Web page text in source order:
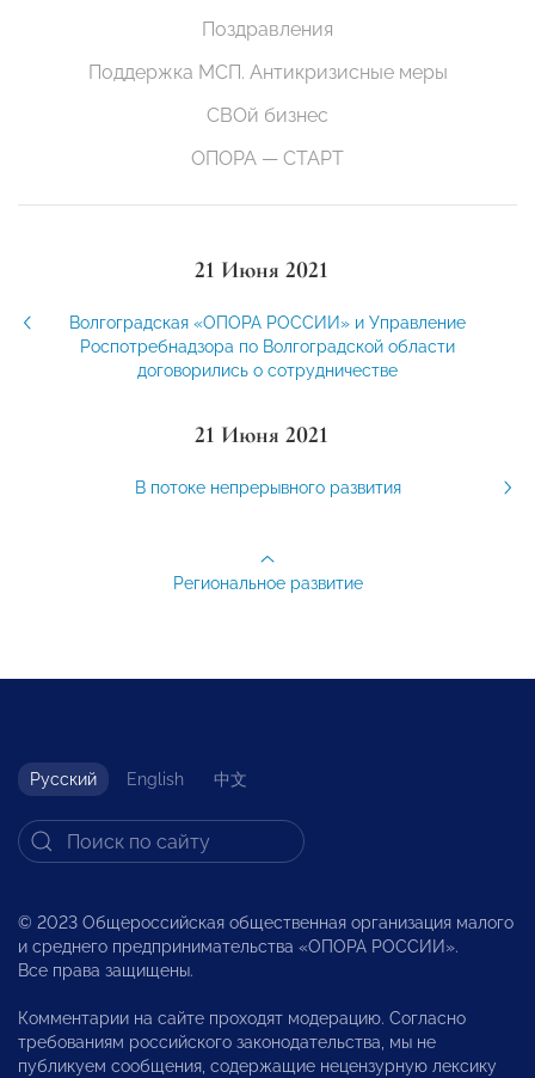
Поздравления
Поддержка МСП. Антикризисные меры
СВОй бизнес
ОПОРА — СТАРТ
21 Июня 2021
Волгоградская «ОПОРА РОССИИ» и Управление
Роспотребнадзора по Волгоградской области
договорились о сотрудничестве
21 Июня 2021
В потоке непрерывного развития
Региональное развитие
Русский English 中文
© 2023 Общероссийская общественная организация малого
и среднего предпринимательства «ОПОРА РОССИИ».
Все права защищены.
Комментарии на сайте проходят модерацию. Согласно
требованиям российского законодательства, мы не
публикуем сообщения, содержащие нецензурную лексику